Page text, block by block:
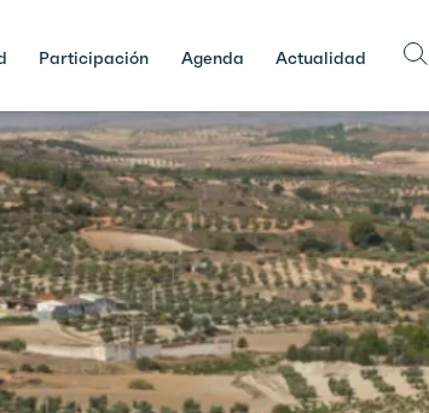
Participación Agenda Actualidad